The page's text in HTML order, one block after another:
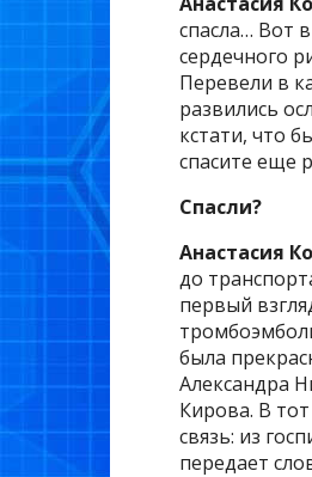
спасла… Вот
сердечного
Перевели в
развились
кстати, что
спасите еще
Спасли?
Анастасия
до
первый
была
Александра
Кирова. В
связь: из
передает